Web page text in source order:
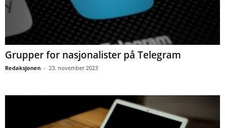
Grupper for nasjonalister på Telegram
Redaksjonen - 23. november 2023